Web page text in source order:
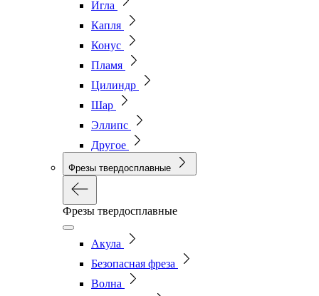
Игла
Капля
Конус
Пламя
Цилиндр
Шар
Эллипс
Другое
Фрезы твердосплавные
Фрезы твердосплавные
Акула
Безопасная фреза
Волна